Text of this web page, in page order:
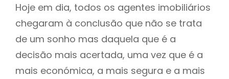
Hoje em dia, todos os agentes imobiliários
chegaram à conclusão que não se trata
de um sonho mas daquela que é a
decisão mais acertada, uma vez que é a
mais económica, a mais segura e a mais